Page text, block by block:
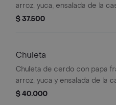
arroz, yuca, ensalada de la
$ 37.500
Chuleta
Chuleta de cerdo con papa
arroz, yuca y ensalada de la
$ 40.000